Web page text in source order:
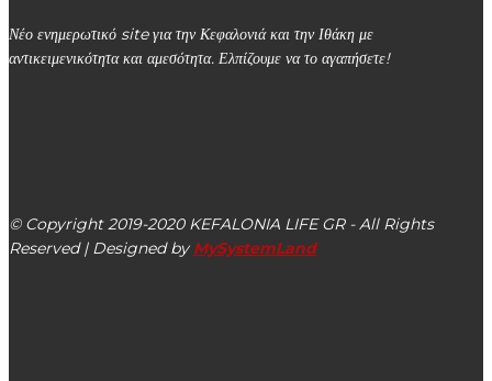
Νέο ενημερωτικό site για την Κεφαλονιά και την Ιθάκη με
αντικειμενικότητα και αμεσότητα. Ελπίζουμε να το αγαπήσετε!
© Copyright 2019-2020 KEFALONIA LIFE GR - All Rights
Reserved | Designed by MySystemLand